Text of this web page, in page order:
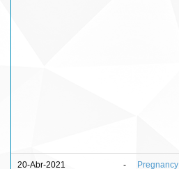
20-Abr-2021 -
Pregnancy